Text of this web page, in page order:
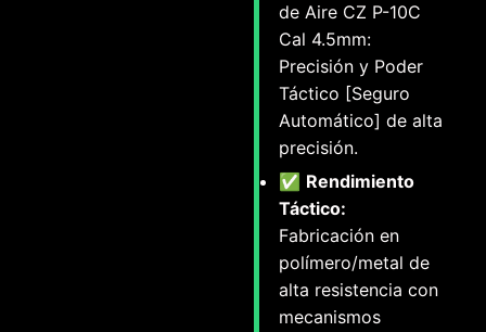
de Aire CZ P-10C
Cal 4.5mm:
Precisión y Poder
Táctico [Seguro
Automático] de alta
precisión.
✅ Rendimiento
Táctico:
Fabricación en
polímero/metal de
alta resistencia con
mecanismos